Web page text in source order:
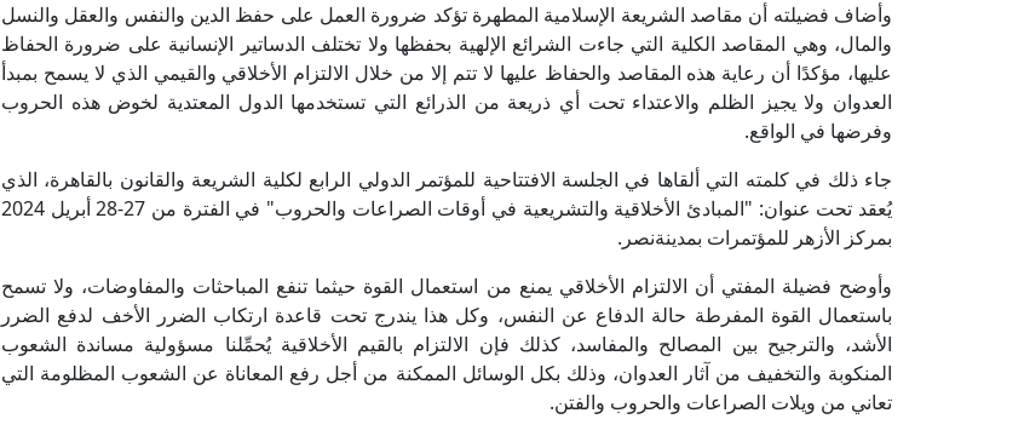
وأضاف فضيلته أن مقاصد الشريعة الإسلامية المطهرة تؤكد ضرورة العمل على حفظ الدين والنفس والعقل والنسل
والمال، وهي المقاصد الكلية التي جاءت الشرائع الإلهية بحفظها ولا تختلف الدساتير الإنسانية على ضرورة الحفاظ
عليها، مؤكدًا أن رعاية هذه المقاصد والحفاظ عليها لا تتم إلا من خلال الالتزام الأخلاقي والقيمي الذي لا يسمح بمبدأ
العدوان ولا يجيز الظلم والاعتداء تحت أي ذريعة من الذرائع التي تستخدمها الدول المعتدية لخوض هذه الحروب
وفرضها في الواقع.
جاء ذلك في كلمته التي ألقاها في الجلسة الافتتاحية للمؤتمر الدولي الرابع لكلية الشريعة والقانون بالقاهرة، الذي
يُعقد تحت عنوان: "المبادئ الأخلاقية والتشريعية في أوقات الصراعات والحروب" في الفترة من 27-28 أبريل 2024
بمركز الأزهر للمؤتمرات بمدينةنصر.
وأوضح فضيلة المفتي أن الالتزام الأخلاقي يمنع من استعمال القوة حيثما تنفع المباحثات والمفاوضات، ولا تسمح
باستعمال القوة المفرطة حالة الدفاع عن النفس، وكل هذا يندرج تحت قاعدة ارتكاب الضرر الأخف لدفع الضرر
الأشد، والترجيح بين المصالح والمفاسد، كذلك فإن الالتزام بالقيم الأخلاقية يُحمِّلنا مسؤولية مساندة الشعوب
المنكوبة والتخفيف من آثار العدوان، وذلك بكل الوسائل الممكنة من أجل رفع المعاناة عن الشعوب المظلومة التي
تعاني من ويلات الصراعات والحروب والفتن.